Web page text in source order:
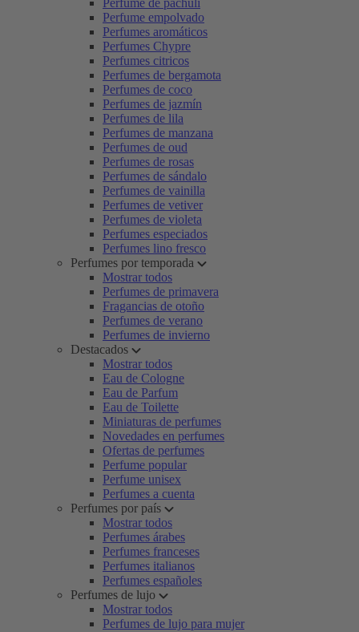
Perfume de pachulí
Perfume empolvado
Perfumes aromáticos
Perfumes Chypre
Perfumes citricos
Perfumes de bergamota
Perfumes de coco
Perfumes de jazmín
Perfumes de lila
Perfumes de manzana
Perfumes de oud
Perfumes de rosas
Perfumes de sándalo
Perfumes de vainilla
Perfumes de vetiver
Perfumes de violeta
Perfumes especiados
Perfumes lino fresco
Perfumes por temporada
Mostrar todos
Perfumes de primavera
Fragancias de otoño
Perfumes de verano
Perfumes de invierno
Destacados
Mostrar todos
Eau de Cologne
Eau de Parfum
Eau de Toilette
Miniaturas de perfumes
Novedades en perfumes
Ofertas de perfumes
Perfume popular
Perfume unisex
Perfumes a cuenta
Perfumes por país
Mostrar todos
Perfumes árabes
Perfumes franceses
Perfumes italianos
Perfumes españoles
Perfumes de lujo
Mostrar todos
Perfumes de lujo para mujer